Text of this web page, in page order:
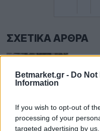
Betmarket.gr - Do Not
Information
If you wish to opt-out of
processing of your
targeted advertising by
ΣΧΕΤΙΚΆ ΆΡΘΡΑ
Η